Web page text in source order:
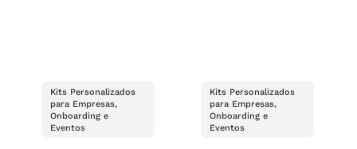
Kits Personalizados
para Empresas,
Onboarding e
Eventos
Kits Personalizados
para Empresas,
Onboarding e
Eventos